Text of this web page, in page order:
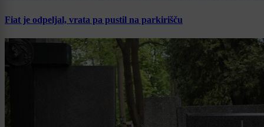
Fiat je odpeljal, vrata pa pustil na parkirišču